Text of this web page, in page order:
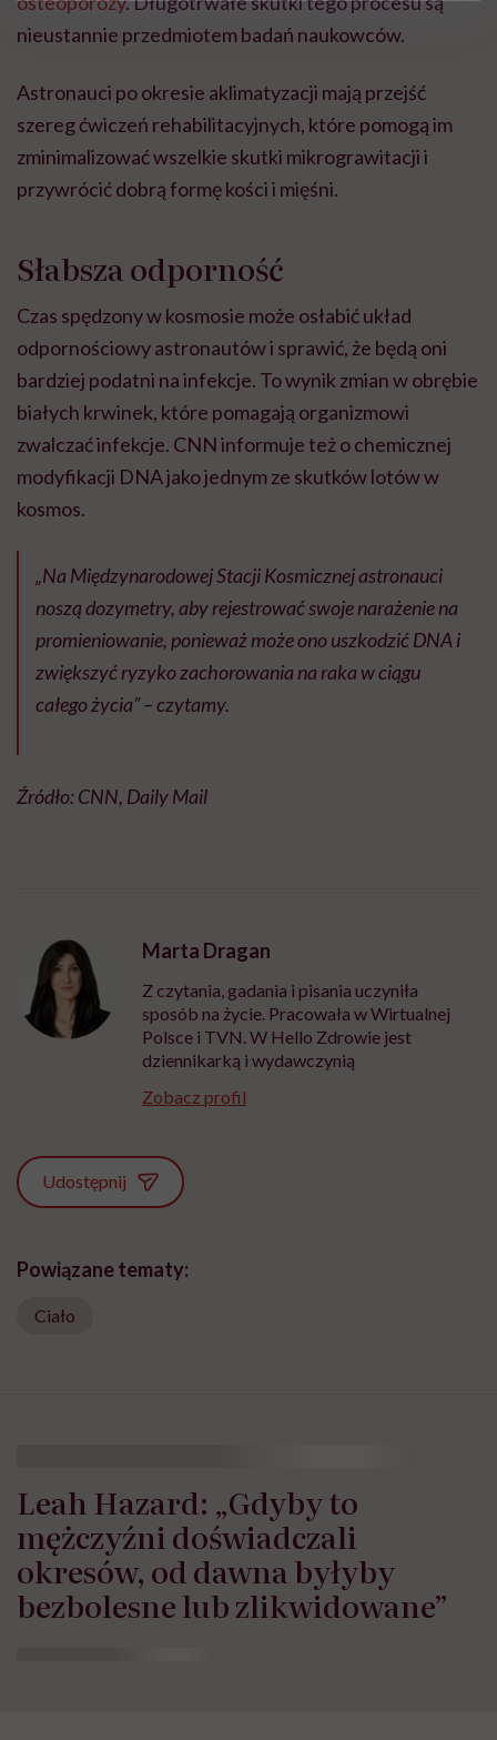
nieustannie przedmiotem badań naukowców.
Astronauci po okresie aklimatyzacji mają przejść
szereg ćwiczeń rehabilitacyjnych, które pomogą im
zminimalizować wszelkie skutki mikrograwitacji i
przywrócić dobrą formę kości i mięśni.
Słabsza odporność
Czas spędzony w kosmosie może osłabić układ
odpornościowy astronautów i sprawić, że będą oni
bardziej podatni na infekcje. To wynik zmian w obrębie
białych krwinek, które pomagają organizmowi
zwalczać infekcje. CNN informuje też o chemicznej
modyfikacji DNA jako jednym ze skutków lotów w
kosmos.
„Na Międzynarodowej Stacji Kosmicznej astronauci
noszą dozymetry, aby rejestrować swoje narażenie na
promieniowanie, ponieważ może ono uszkodzić DNA i
zwiększyć ryzyko zachorowania na raka w ciągu
całego życia” – czytamy.
Źródło: CNN, Daily Mail
Marta Dragan
Z czytania, gadania i pisania uczyniła
sposób na życie. Pracowała w Wirtualnej
Polsce i TVN. W Hello Zdrowie jest
dziennikarką i wydawczynią
Zobacz profil
Udostępnij
Powiązane tematy:
Ciało
Leah Hazard: „Gdyby to
mężczyźni doświadczali
okresów, od dawna byłyby
bezbolesne lub zlikwidowane”